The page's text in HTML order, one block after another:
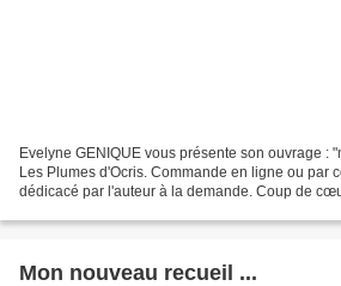
Evelyne GENIQUE vous présente son ouvrage :
Les Plumes d'Ocris. Commande en ligne ou par
dédicacé par l'auteur à la demande. Coup de
Mon nouveau recueil ...